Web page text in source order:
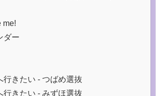
me!
ダー
行きたい - つばめ選抜
行きたい - みずほ選抜